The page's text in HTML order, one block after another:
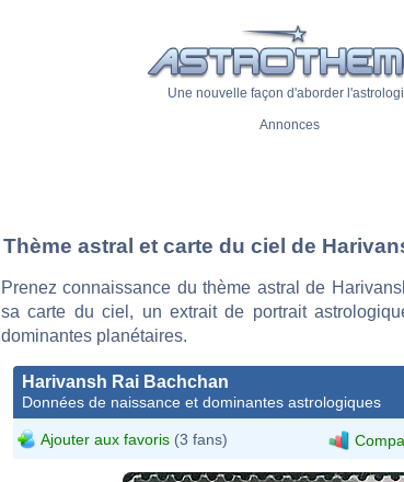
Une nouvelle façon d'aborder
Annonces
Thème astral et carte du ciel de
Prenez connaissance du thème astral de
sa carte du ciel, un extrait de portrait
dominantes planétaires.
Harivansh Rai Bachchan
Données de naissance et dominantes astrologiques
Ajouter aux favoris (3 fans)